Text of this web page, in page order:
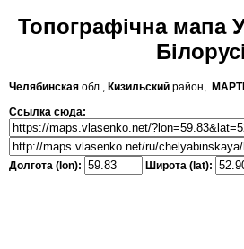
Топографічна мапа
Білорусі
Челябинская обл., Кизильский район, .
Ссылка сюда:
Долгота (lon): Широта (lat):